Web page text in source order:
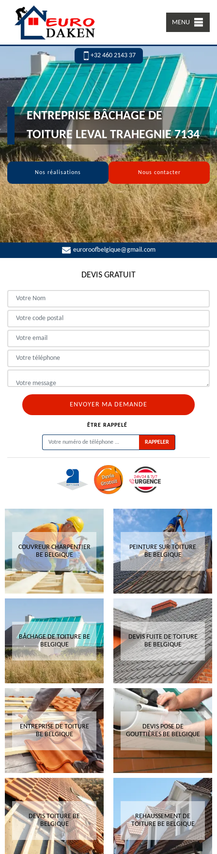
MENU
+32 460 2143 37
ENTREPRISE BÂCHAGE DE
TOITURE LEVAL TRAHEGNIE 7134
Nos réalisations Nous contacter
euroroofbelgique@gmail.com
DEVIS GRATUIT
ÊTRE RAPPELÉ
COUVREUR CHARPENTIER
BE BELGIQUE
PEINTURE SUR TOITURE
BE BELGIQUE
BÂCHAGE DE TOITURE BE
BELGIQUE
DEVIS FUITE DE TOITURE
BE BELGIQUE
ENTREPRISE DE TOITURE
BE BELGIQUE
DEVIS POSE DE
GOUTTIÈRES BE BELGIQUE
DEVIS TOITURE BE
BELGIQUE
REHAUSSEMENT DE
TOITURE BE BELGIQUE